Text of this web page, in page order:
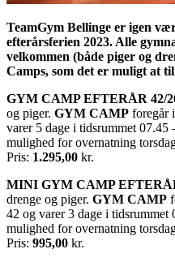
TeamGym Bellinge er igen
efterårsferien 2023. Alle
velkommen (både piger og
Camps, som det er muligt at
GYM CAMP EFTERÅR 42/
og piger. GYM CAMP foregår
varer 5 dage i tidsrummet 07.45
mulighed for overnatning
Pris: 1.295,00 kr.
MINI GYM CAMP
drenge og piger. GYM CAMP
42 og varer 3 dage i tidsrummet
mulighed for overnatning
Pris: 995,00 kr.